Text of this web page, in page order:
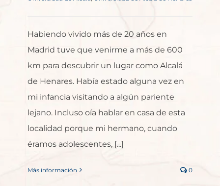
Habiendo vivido más de 20 años en
Madrid tuve que venirme a más de 600
km para descubrir un lugar como Alcalá
de Henares. Había estado alguna vez en
mi infancia visitando a algún pariente
lejano. Incluso oía hablar en casa de esta
localidad porque mi hermano, cuando
éramos adolescentes, [...]
Más información 0